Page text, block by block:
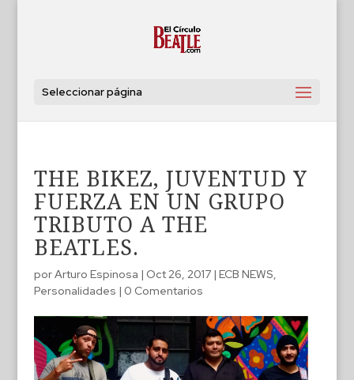
Seleccionar página
THE BIKEZ, JUVENTUD Y
FUERZA EN UN GRUPO
TRIBUTO A THE
BEATLES.
porArturo Espinosa | Oct 26, 2017| ECB NEWS,
Personalidades | 0 Comentarios